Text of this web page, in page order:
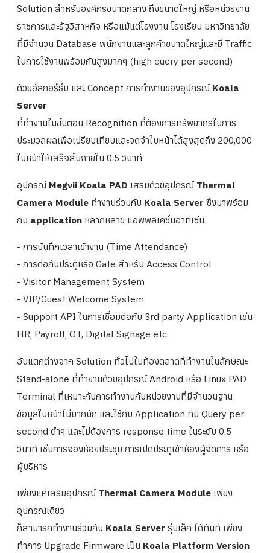
Solution สำหรับองค์กรขนาดกลาง ถึงขนาดใหญ่ หรือหน่วยงาน
ราชการและรัฐวิสาหกิจ หรือแม้แต่โรงงาน โรงเรียน มหาวิทยาลัย
ที่มีจำนวน Database พนักงานและลูกค้าขนาดใหญ่และมี Traffic
ในการใช้งานพร้อมกันสูงมากๆ (high query per second)
ด้วยอัลกอรึธึม และ Concept การทำงานของอุปกรณ์ Koala
Server
ที่ทำงานในขั้นตอน Recognition ที่ต้องการทรัพยากรในการ
ประมวลผลเพื่อเปรียบเทียบและจดจำใบหน้าได้สูงสุดถึง 200,000
ใบหน้าให้เสร็จสิ้นภายใน 0.5 วินาที
อุปกรณ์ Megvii Koala PAD เสริมด้วยอุปกรณ์ Thermal
Camera Module ทำงานร่วมกับ Koala Server ซึ่งมาพร้อม
กับ application หลากหลาย แอพพลิเคชั่นอาทิเช่น
- การบันทึกเวลาเข้างาน (Time Attendance)
- การต่อกับประตูหรือ Gate สำหรับ Access Control
- Visitor Management System
- VIP/Guest Welcome System
- Support API ในการเชื่อมต่อกับ 3rd party Application เช่น
HR, Payroll, OT, Digital Signage etc.
อันแตกต่างจาก Solution ทั่วไปในท้องตลาดที่ทำงานในลักษณะ
Stand-alone ที่ทำงานด้วยอุปกรณ์ Android หรือ Linux PAD
Terminal ที่เหมาะกับการทำงานกับหน่วยงานที่มีจำนวนฐาน
ข้อมูลใบหน้าไม่มากนัก และใช้กับ Application ที่มี Query per
second ต่ำๆ และไม่ต้องการ response time ในระดับ 0.5
วินาที เช่นการจองห้องประชุม การเปิดประตูเข้าห้องผู้จัดการ หรือ
ผู้บริหาร
เพียงแค่เสริมอุปกรณ์ Thermal Camera Module เพียง
อุปกรณ์เดียว
ก็สามารถทำงานร่วมกับ Koala Server รุ่นเล็ก ได้ทันที เพียง
ทำการ Upgrade Firmware เป็น Koala Platform Version